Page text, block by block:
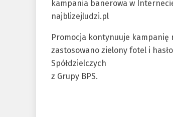
kampania banerowa w
najblizejludzi.pl
Promocja kontynuuje kampanię
zastosowano zielony fotel i
Spółdzielczych
z Grupy BPS.